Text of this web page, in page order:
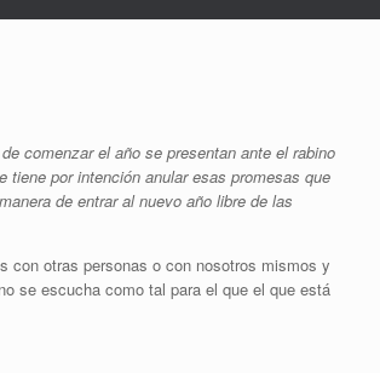
comenzar el año se presentan ante el rabino
por intención anular esas promesas que
de entrar al nuevo año libre de las
con otras personas o con nosotros mismos y
se escucha como tal para el que el que está